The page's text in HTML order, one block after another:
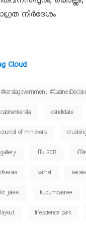
നിർദേശം
Cloud
#keralagovernment
cabinetkerala candidate
council of ministers
gallery iffk 2017
itkerala kamal kerala
kt jaleel kudumbasree
layout lifescience park